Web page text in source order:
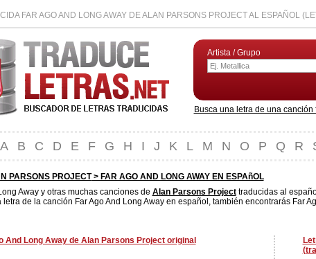
FAR AGO AND LONG AWAY DE ALAN PARSONS PROJECT AL ESPAÑOL
Artista / Grupo
Busca una letra de una
A B C D E F G H I J K L M N O P Q R
PARSONS PROJECT> FAR AGO AND LONG AWAY EN ESPAñOL
Away y otras muchas canciones de Alan Parsons Projecttraducidas al
letra de la canción Far Ago And Long Away en español, también encontrarás Far
And Long Away de Alan Parsons Project original